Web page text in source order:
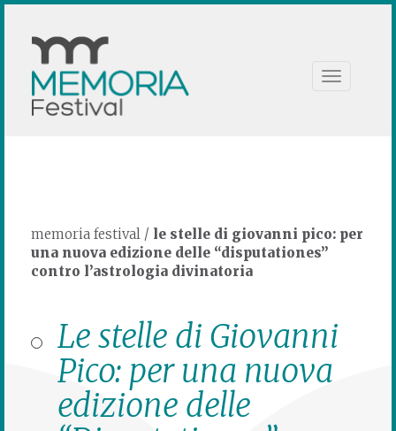
Toggle
memoria festival / le stelle di giovanni pico: per
una nuova edizione delle “disputationes”
contro l’astrologia divinatoria
Le stelle di Giovanni
Pico: per una nuova
edizione delle